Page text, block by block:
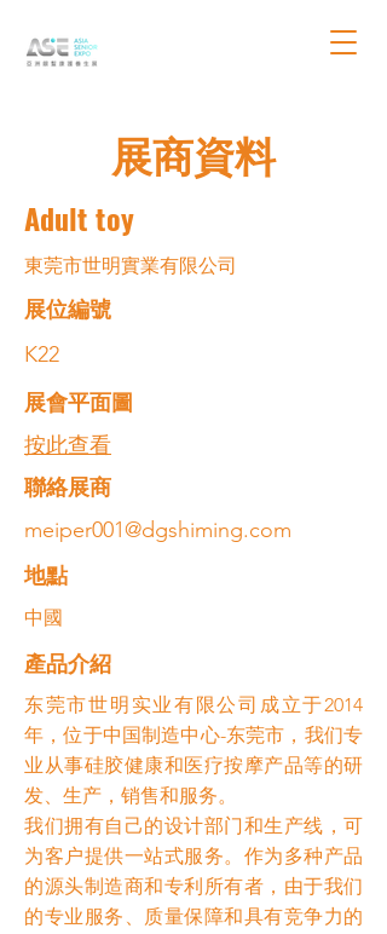
展商資料
Adult toy
東莞市世明實業有限公司
展位編號
K22
展會平面圖
按此查看
​聯絡展商
meiper001@dgshiming.com
​地點
中國
​產品介紹
东莞市世明实业有限公司成立于2014
年，位于中国制造中心-东莞市，我们专
业从事硅胶健康和医疗按摩产品等的研
发、生产，销售和服务。
我们拥有自己的设计部门和生产线，可
为客户提供一站式服务。作为多种产品
的源头制造商和专利所有者，由于我们
的专业服务、质量保障和具有竞争力的